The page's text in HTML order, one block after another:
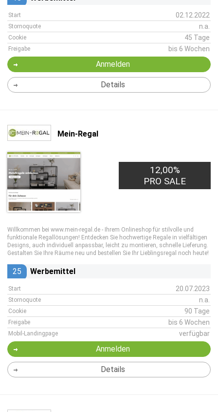
Start 02.12.2022
Stornoquote n.a.
Cookie 45 Tage
Freigabe bis 6 Wochen
Anmelden
Details
Mein-Regal
12,00%
PRO SALE
Willkommen bei www.mein-regal.de - Ihrem Onlineshop für stilvolle und
funktionale Regallösungen! Entdecken Sie hochwertige Regale in vielfältigen
Designs, auch individuell anpassbar, leicht zu montieren, schnelle Lieferung.
Gestalten Sie Ihre Räume neu und bestellen Sie Ihr Lieblingsregal noch heute!
25 Werbemittel
Start 20.07.2023
Stornoquote n.a.
Cookie 90 Tage
Freigabe bis 6 Wochen
Mobil-Landingpage verfügbar
Anmelden
Details